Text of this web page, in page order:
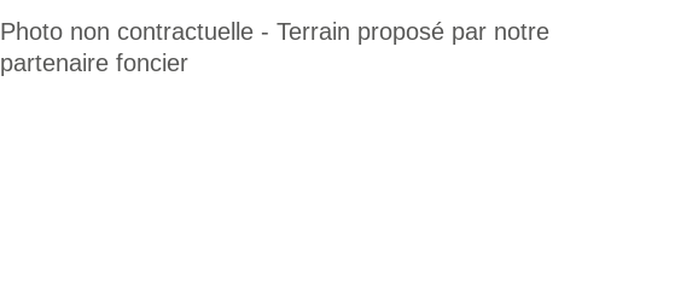
Photo non contractuelle - Terrain proposé par notre
partenaire foncier